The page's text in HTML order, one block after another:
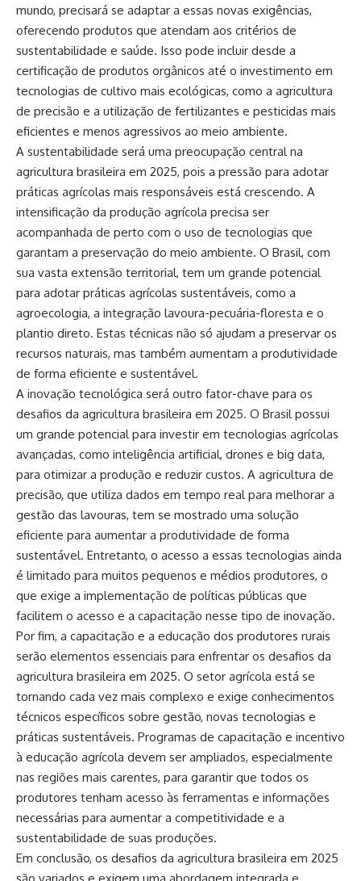
mundo, precisará se adaptar a essas novas exigências,
oferecendo produtos que atendam aos critérios de
sustentabilidade e saúde. Isso pode incluir desde a
certificação de produtos orgânicos até o investimento em
tecnologias de cultivo mais ecológicas, como a agricultura
de precisão e a utilização de fertilizantes e pesticidas mais
eficientes e menos agressivos ao meio ambiente.
A sustentabilidade será uma preocupação central na
agricultura brasileira em 2025, pois a pressão para adotar
práticas agrícolas mais responsáveis está crescendo. A
intensificação da produção agrícola precisa ser
acompanhada de perto com o uso de tecnologias que
garantam a preservação do meio ambiente. O Brasil, com
sua vasta extensão territorial, tem um grande potencial
para adotar práticas agrícolas sustentáveis, como a
agroecologia, a integração lavoura-pecuária-floresta e o
plantio direto. Estas técnicas não só ajudam a preservar os
recursos naturais, mas também aumentam a produtividade
de forma eficiente e sustentável.
A inovação tecnológica será outro fator-chave para os
desafios da agricultura brasileira em 2025. O Brasil possui
um grande potencial para investir em tecnologias agrícolas
avançadas, como inteligência artificial, drones e big data,
para otimizar a produção e reduzir custos. A agricultura de
precisão, que utiliza dados em tempo real para melhorar a
gestão das lavouras, tem se mostrado uma solução
eficiente para aumentar a produtividade de forma
sustentável. Entretanto, o acesso a essas tecnologias ainda
é limitado para muitos pequenos e médios produtores, o
que exige a implementação de políticas públicas que
facilitem o acesso e a capacitação nesse tipo de inovação.
Por fim, a capacitação e a educação dos produtores rurais
serão elementos essenciais para enfrentar os desafios da
agricultura brasileira em 2025. O setor agrícola está se
tornando cada vez mais complexo e exige conhecimentos
técnicos específicos sobre gestão, novas tecnologias e
práticas sustentáveis. Programas de capacitação e incentivo
à educação agrícola devem ser ampliados, especialmente
nas regiões mais carentes, para garantir que todos os
produtores tenham acesso às ferramentas e informações
necessárias para aumentar a competitividade e a
sustentabilidade de suas produções.
Em conclusão, os desafios da agricultura brasileira em 2025
são variados e exigem uma abordagem integrada e